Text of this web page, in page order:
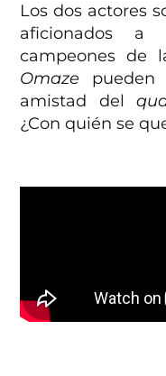
Los dos actores
aficionados
campeones de
Omaze pueden
amistad del
¿Con quién se